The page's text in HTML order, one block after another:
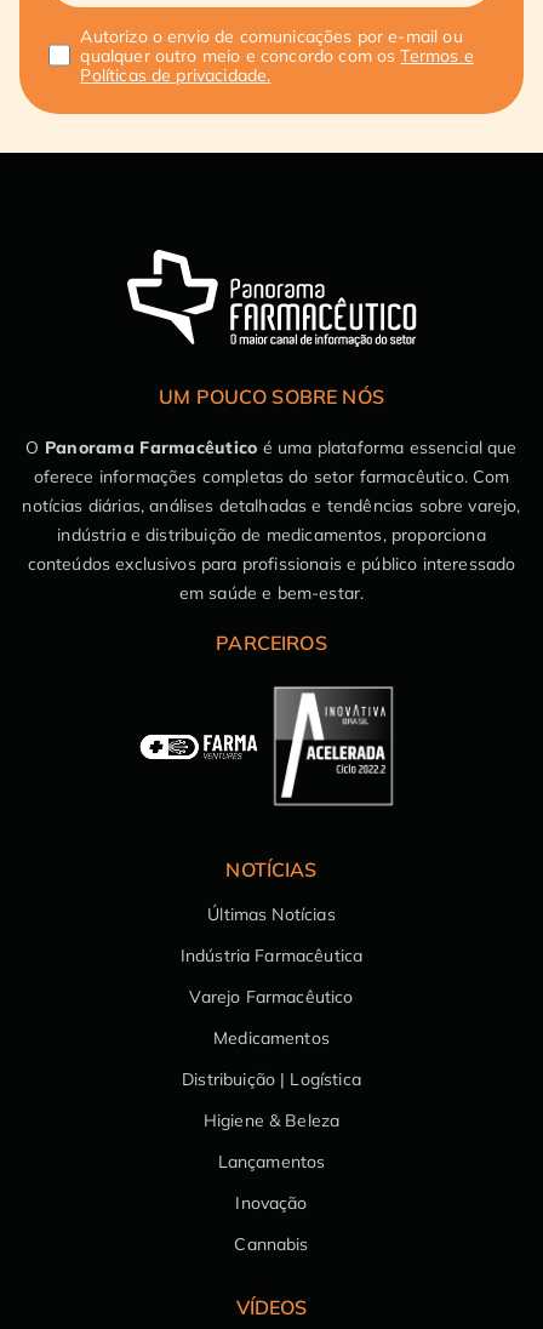
Autorizo o envio de comunicações por e-mail ou
qualquer outro meio e concordo com osTermos e
Políticas de privacidade.
UM POUCO SOBRE NÓS
O Panorama Farmacêutico é uma plataforma essencial que
oferece informações completas do setor farmacêutico. Com
notícias diárias, análises detalhadas e tendências sobre varejo,
indústria e distribuição de medicamentos, proporciona
conteúdos exclusivos para profissionais e público interessado
em saúde e bem-estar.
PARCEIROS
NOTÍCIAS
Últimas Notícias
Indústria Farmacêutica
Varejo Farmacêutico
Medicamentos
Distribuição | Logística
Higiene & Beleza
Lançamentos
Inovação
Cannabis
VÍDEOS